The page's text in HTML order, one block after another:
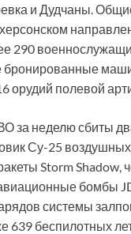
и Дудчаны.
290
бронированные
орудий полевой
за неделю сбиты
Су-25
Storm Shadow,
бомбы
системы
639 беспилотных